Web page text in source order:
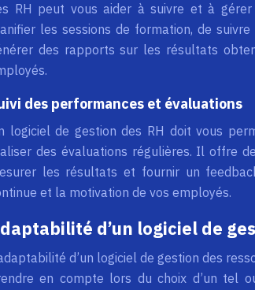
RH peut vous aider à suivre et à
les sessions de formation, de
des rapports sur les résultats
des performances et évaluations
logiciel de gestion des RH doit vous
des évaluations régulières. Il offre
les résultats et fournir un
et la motivation de vos employés.
d’un logiciel de
d’un logiciel de gestion des
en compte lors du choix d’un tel